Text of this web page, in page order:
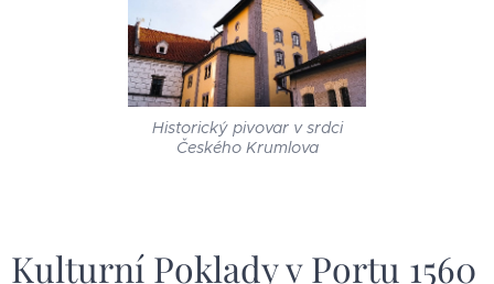
Historický pivovar v srdci
Českého Krumlova
Kulturní Poklady v Portu 1560